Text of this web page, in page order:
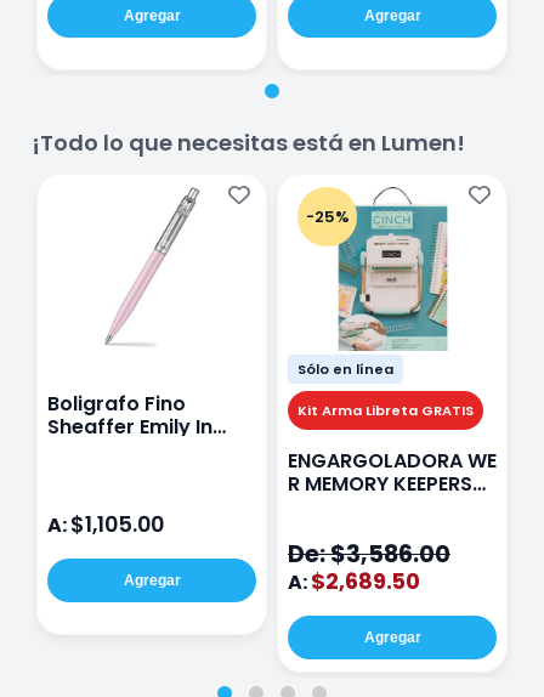
Agregar Agregar
¡Todo lo que necesitas está en Lumen!
Boligrafo Fino
Sheaffer Emily In
A:$1,105.00
Agregar
-25%
Sólo en línea
Kit Arma Libreta GRATIS
ENGARGOLADORA WE
R MEMORY KEEPERS
De: $3,586.00
A:$2,689.50
Agregar